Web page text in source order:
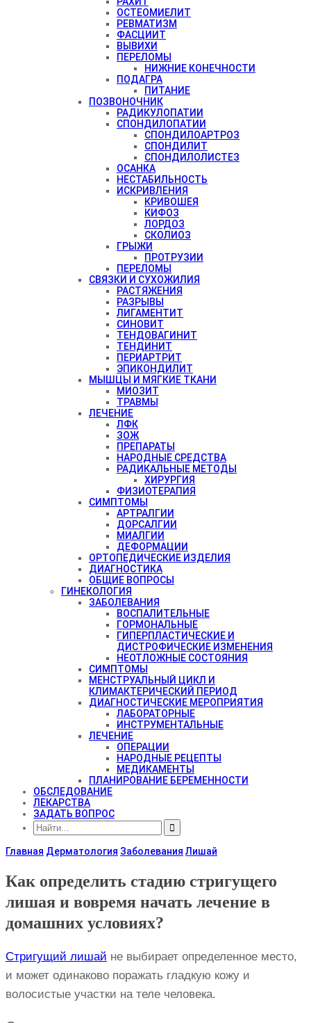
ОСТЕОМИЕЛИТ
РЕВМАТИЗМ
ФАСЦИИТ
ВЫВИХИ
ПЕРЕЛОМЫ
НИЖНИЕ КОНЕЧНОСТИ
ПОДАГРА
ПИТАНИЕ
ПОЗВОНОЧНИК
РАДИКУЛОПАТИИ
СПОНДИЛОПАТИИ
СПОНДИЛОАРТРОЗ
СПОНДИЛИТ
СПОНДИЛОЛИСТЕЗ
ОСАНКА
НЕСТАБИЛЬНОСТЬ
ИСКРИВЛЕНИЯ
КРИВОШЕЯ
КИФОЗ
ЛОРДОЗ
СКОЛИОЗ
ГРЫЖИ
ПРОТРУЗИИ
ПЕРЕЛОМЫ
СВЯЗКИ И СУХОЖИЛИЯ
РАСТЯЖЕНИЯ
РАЗРЫВЫ
ЛИГАМЕНТИТ
СИНОВИТ
ТЕНДОВАГИНИТ
ТЕНДИНИТ
ПЕРИАРТРИТ
ЭПИКОНДИЛИТ
МЫШЦЫ И МЯГКИЕ ТКАНИ
МИОЗИТ
ТРАВМЫ
ЛЕЧЕНИЕ
ЛФК
ЗОЖ
ПРЕПАРАТЫ
НАРОДНЫЕ СРЕДСТВА
РАДИКАЛЬНЫЕ МЕТОДЫ
ХИРУРГИЯ
ФИЗИОТЕРАПИЯ
СИМПТОМЫ
АРТРАЛГИИ
ДОРСАЛГИИ
МИАЛГИИ
ДЕФОРМАЦИИ
ОРТОПЕДИЧЕСКИЕ ИЗДЕЛИЯ
ДИАГНОСТИКА
ОБЩИЕ ВОПРОСЫ
ГИНЕКОЛОГИЯ
ЗАБОЛЕВАНИЯ
ВОСПАЛИТЕЛЬНЫЕ
ГОРМОНАЛЬНЫЕ
ГИПЕРПЛАСТИЧЕСКИЕ И
ДИСТРОФИЧЕСКИЕ ИЗМЕНЕНИЯ
НЕОТЛОЖНЫЕ СОСТОЯНИЯ
СИМПТОМЫ
МЕНСТРУАЛЬНЫЙ ЦИКЛ И
КЛИМАКТЕРИЧЕСКИЙ ПЕРИОД
ДИАГНОСТИЧЕСКИЕ МЕРОПРИЯТИЯ
ЛАБОРАТОРНЫЕ
ИНСТРУМЕНТАЛЬНЫЕ
ЛЕЧЕНИЕ
ОПЕРАЦИИ
НАРОДНЫЕ РЕЦЕПТЫ
МЕДИКАМЕНТЫ
ПЛАНИРОВАНИЕ БЕРЕМЕННОСТИ
ОБСЛЕДОВАНИЕ
ЛЕКАРСТВА
ЗАДАТЬ ВОПРОС
Главная Дерматология Заболевания Лишай
Как определить стадию стригущего
лишая и вовремя начать лечение в
домашних условиях?
Стригущий лишай не выбирает определенное место,
и может одинаково поражать гладкую кожу и
волосистые участки на теле человека.